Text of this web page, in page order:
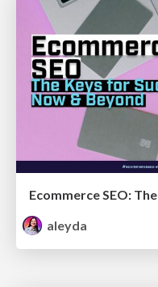
aleyda